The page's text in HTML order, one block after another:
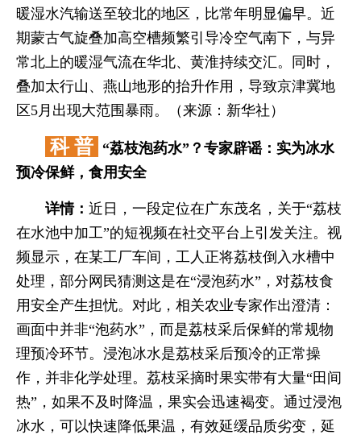
暖湿水汽输送至较北的地区，比常年明显偏早。近
期蒙古气旋叠加高空槽频繁引导冷空气南下，与异
常北上的暖湿气流在华北、黄淮持续交汇。同时，
叠加太行山、燕山地形的抬升作用，导致京津冀地
区5月出现大范围暴雨。（来源：新华社）
科 普 “荔枝泡药水”？专家辟谣：实为冰水
预冷保鲜，食用安全
详情： 近日，一段定位在广东茂名，关于“荔枝
在水池中加工”的短视频在社交平台上引发关注。视
频显示，在某工厂车间，工人正将荔枝倒入水槽中
处理，部分网民猜测这是在“浸泡药水”，对荔枝食
用安全产生担忧。对此，相关农业专家作出澄清：
画面中并非“泡药水”，而是荔枝采后保鲜的常规物
理预冷环节。浸泡冰水是荔枝采后预冷的正常操
作，并非化学处理。荔枝采摘时果实带有大量“田间
热”，如果不及时降温，果实会迅速褐变。通过浸泡
冰水，可以快速降低果温，有效延缓品质劣变，延